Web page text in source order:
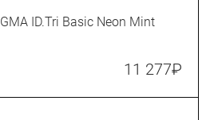
ID.Tri Basic Neon Mint
11 277₽